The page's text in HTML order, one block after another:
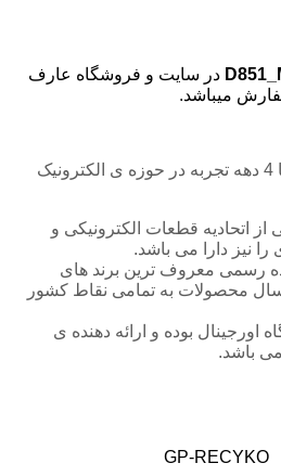
در سایت و فروشگاه عارف
میباشد.
فروشگاه عارف الکترونیک با 4 دهه تجربه در حوزه ی الکترونیک
اتحادیه قطعات الکترونیکی و
نیز دارا می باشد.
رسمی معروف ترین برند های
محصولات به تمامی نقاط کشور
بوده و ارائه دهنده ی
باشد.
GP-RECYKO